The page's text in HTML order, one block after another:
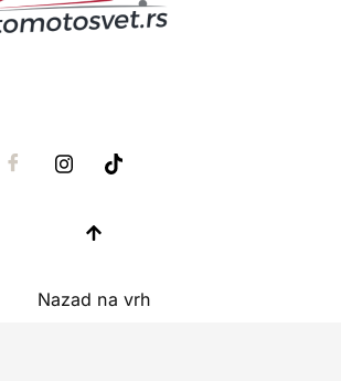
Nazad na vrh